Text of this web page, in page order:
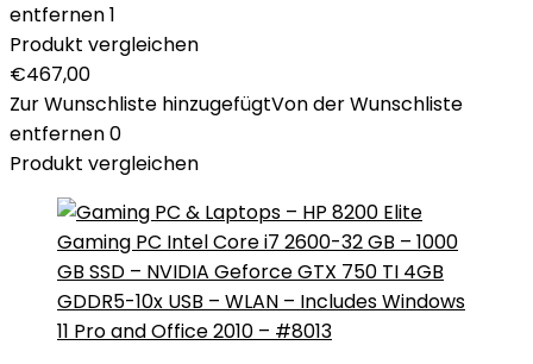
entfernen1
Produkt vergleichen
€467,00
Zur Wunschliste hinzugefügtVon der Wunschliste
entfernen0
Produkt vergleichen